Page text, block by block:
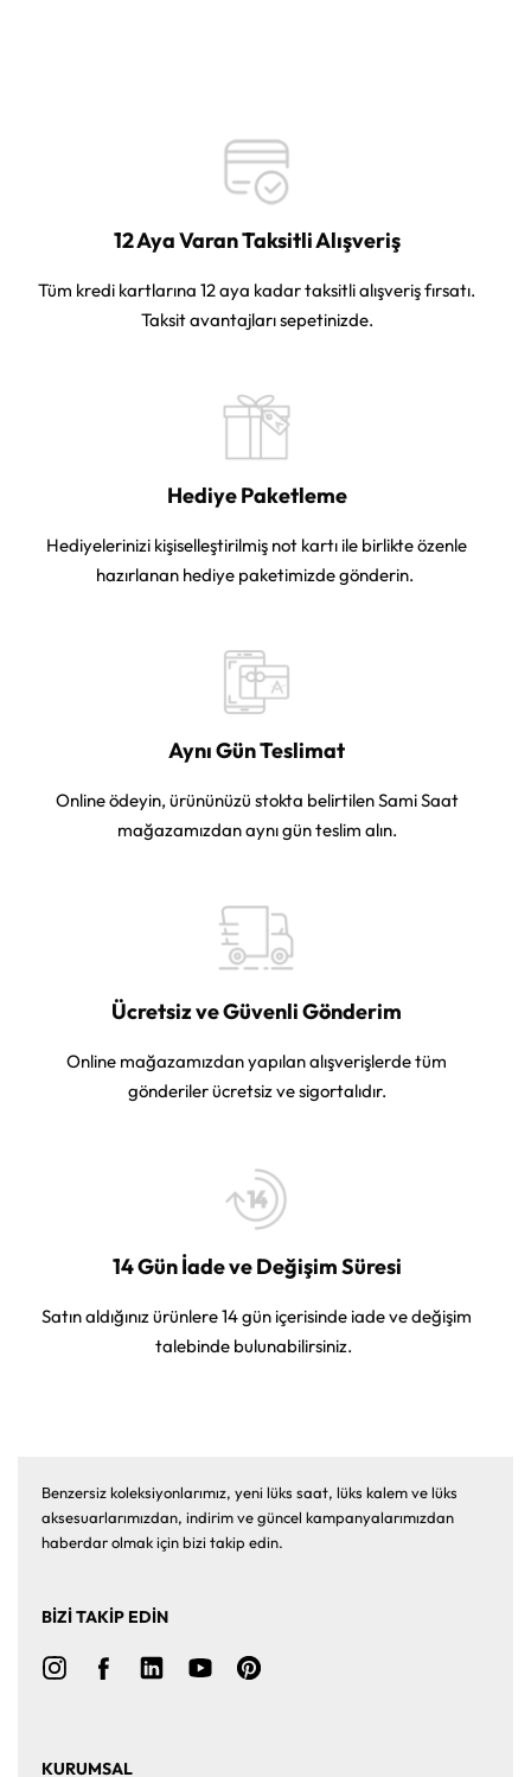
12 Aya Varan Taksitli Alışveriş
Tüm kredi kartlarına 12 aya kadar taksitli alışveriş fırsatı.
Taksit avantajları sepetinizde.
Hediye Paketleme
Hediyelerinizi kişiselleştirilmiş not kartı ile birlikte özenle
hazırlanan hediye paketimizde gönderin.
Aynı Gün Teslimat
Online ödeyin, ürününüzü stokta belirtilen Sami Saat
mağazamızdan aynı gün teslim alın.
Ücretsiz ve Güvenli Gönderim
Online mağazamızdan yapılan alışverişlerde tüm
gönderiler ücretsiz ve sigortalıdır.
14 Gün İade ve Değişim Süresi
Satın aldığınız ürünlere 14 gün içerisinde iade ve değişim
talebinde bulunabilirsiniz.
Benzersiz koleksiyonlarımız, yeni lüks saat, lüks kalem ve lüks
aksesuarlarımızdan, indirim ve güncel kampanyalarımızdan
haberdar olmak için bizi takip edin.
BİZİ TAKİP EDİN
KURUMSAL